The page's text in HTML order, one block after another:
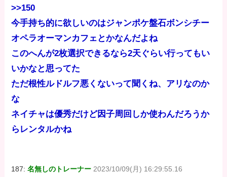
>>150
今手持ち的に欲しいのはジャンポケ盤石ボンシチー
オペラオーマンカフェとかなんだよね
このへんが2枚選択できるなら2天ぐらい行ってもい
いかなと思ってた
ただ根性ルドルフ悪くないって聞くね、アリなのか
な
ネイチャは優秀だけど因子周回しか使わんだろうか
らレンタルかね
187:名無しのトレーナー 2023/10/09(月) 16:29:55.16